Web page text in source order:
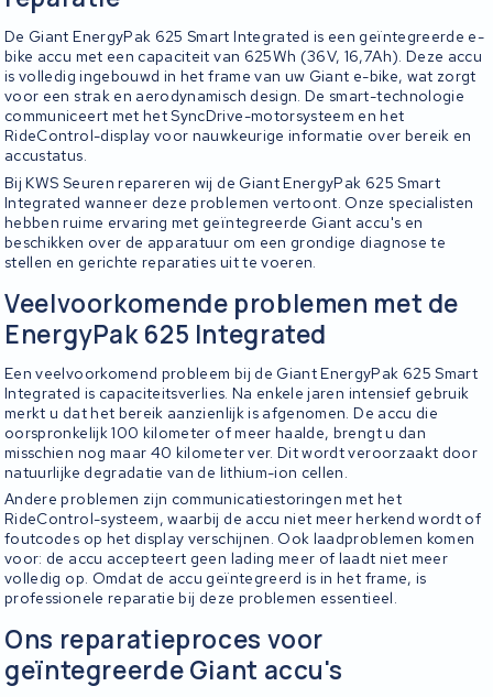
De Giant EnergyPak 625 Smart Integrated is een geïntegreerde e-
bike accu met een capaciteit van 625Wh (36V, 16,7Ah). Deze accu
is volledig ingebouwd in het frame van uw Giant e-bike, wat zorgt
voor een strak en aerodynamisch design. De smart-technologie
communiceert met het SyncDrive-motorsysteem en het
RideControl-display voor nauwkeurige informatie over bereik en
accustatus.
Bij KWS Seuren repareren wij de Giant EnergyPak 625 Smart
Integrated wanneer deze problemen vertoont. Onze specialisten
hebben ruime ervaring met geïntegreerde Giant accu's en
beschikken over de apparatuur om een grondige diagnose te
stellen en gerichte reparaties uit te voeren.
Veelvoorkomende problemen met de
EnergyPak 625 Integrated
Een veelvoorkomend probleem bij de Giant EnergyPak 625 Smart
Integrated is capaciteitsverlies. Na enkele jaren intensief gebruik
merkt u dat het bereik aanzienlijk is afgenomen. De accu die
oorspronkelijk 100 kilometer of meer haalde, brengt u dan
misschien nog maar 40 kilometer ver. Dit wordt veroorzaakt door
natuurlijke degradatie van de lithium-ion cellen.
Andere problemen zijn communicatiestoringen met het
RideControl-systeem, waarbij de accu niet meer herkend wordt of
foutcodes op het display verschijnen. Ook laadproblemen komen
voor: de accu accepteert geen lading meer of laadt niet meer
volledig op. Omdat de accu geïntegreerd is in het frame, is
professionele reparatie bij deze problemen essentieel.
Ons reparatieproces voor
geïntegreerde Giant accu's